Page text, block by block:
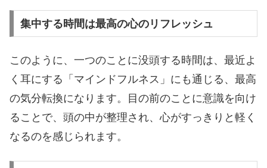
集中する時間は最高の心のリフレッシュ
このように、一つのことに没頭する時間は、最近よ
く耳にする「マインドフルネス」にも通じる、最高
の気分転換になります。目の前のことに意識を向け
ることで、頭の中が整理され、心がすっきりと軽く
なるのを感じられます。